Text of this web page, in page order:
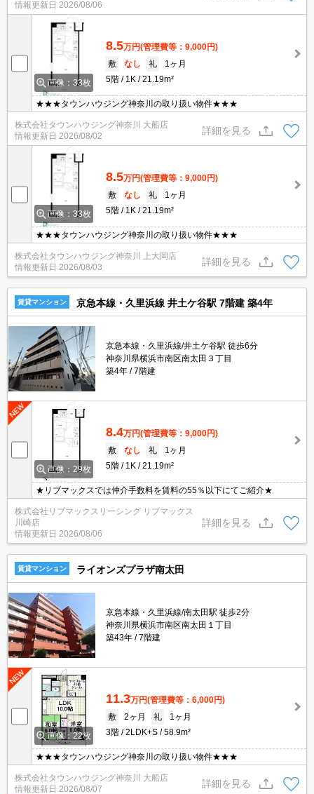
情報更新日 2026/08/06
画像：33枚
8.5万円(管理費等：9,000円)
敷
なし 礼
1ヶ月
5階
1K 21.19m²
★★★タウンハウジング神奈川の取り扱い物件★★★
株式会社タウンハウジング神奈川 大船店
情報更新日 2026/08/02
詳細を見る
画像：33枚
8.5万円(管理費等：9,000円)
敷
なし 礼
1ヶ月
5階
1K 21.19m²
★★★タウンハウジング神奈川の取り扱い物件★★★
株式会社タウンハウジング神奈川 上大岡店
情報更新日 2026/08/03
詳細を見る
賃貸マンション 京急本線・久里浜線 井土ケ谷駅 7階建 築4年
京急本線・久里浜線/井土ケ谷駅 徒歩6分
神奈川県横浜市南区南太田３丁目
築4年
7階建
画像：29枚
8.4万円(管理費等：9,000円)
敷
なし 礼
1ヶ月
5階
1K 21.19m²
★リブマックスでは仲介手数料を賃料の55％以下にてご紹介★
株式会社リブマックスリーシング リブマックス
川崎店
情報更新日 2026/08/06
詳細を見る
賃貸マンション ライオンズプラザ南太田
京急本線・久里浜線/南太田駅 徒歩2分
神奈川県横浜市南区南太田１丁目
築43年
7階建
画像：22枚
11.3万円(管理費等：6,000円)
敷
2ヶ月 礼
1ヶ月
3階
2LDK+S 58.9m²
★★★タウンハウジング神奈川の取り扱い物件★★★
株式会社タウンハウジング神奈川 大船店
情報更新日 2026/08/07
詳細を見る